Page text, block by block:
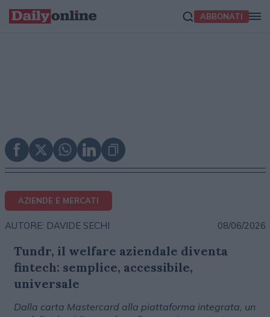
ABBONATI
AZIENDE E MERCATI
AUTORE: DAVIDE SECHI 08/06/2026
Tundr, il welfare aziendale diventa
fintech: semplice, accessibile,
universale
Dalla carta Mastercard alla piattaforma integrata, un